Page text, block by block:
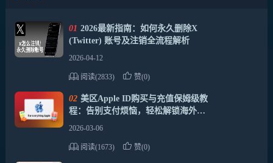
01 2026最新指南：如何永久删除X
(Twitter) 账号及注销全流程解析
2026-04-12
阅读(2833) 赞(0)
02 美区Apple ID购买与充值保姆级教
程：告别支付烦恼，轻松解锁海外应
2026-03-06
阅读(1673) 赞(0)